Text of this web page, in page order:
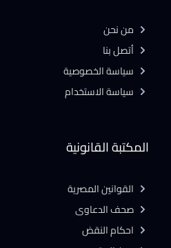
المكتبة القانونية
القوانين المصرية
صحف الدعاوى
احكام النقض
من نحن
أتصل بنا
سياسة الخصوصية
سياسة الاستخدام